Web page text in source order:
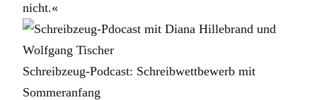
nicht.«
Schreibzeug-Podcast: Schreibwettbewerb mit
Sommeranfang